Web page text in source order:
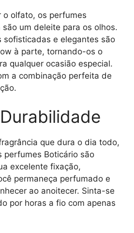
o olfato, os perfumes
um deleite para os olhos.
sofisticadas e elegantes são
à parte, tornando-os o
qualquer ocasião especial.
a combinação perfeita de
que dura o dia todo,
perfumes Boticário são
excelente fixação,
permaneça perfumado e
ao anoitecer. Sinta-se
por horas a fio com apenas